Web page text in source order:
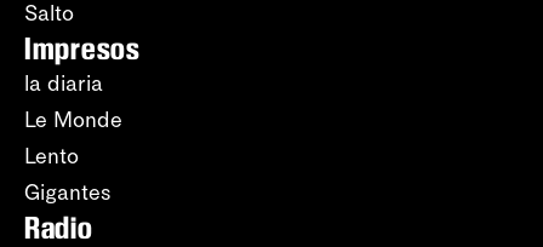
Salto
Impresos
la diaria
Le Monde
Lento
Gigantes
Radio